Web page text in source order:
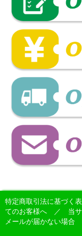
特定商取引法に基づく
てのお客様へ ／ 当
メールが届かない場合